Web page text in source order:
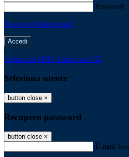
Password
Password dimenticata?
-
Entra con SPID Entra con CIE
Seleziona utente
button close ×
Recupero password
button close ×
E-mail